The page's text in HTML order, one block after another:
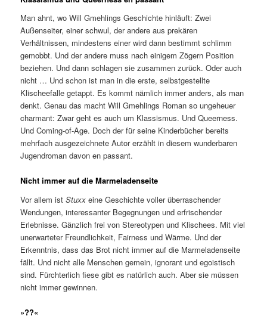
Man ahnt, wo Will Gmehlings Geschichte hinläuft: Zwei
Außenseiter, einer schwul, der andere aus prekären
Verhältnissen, mindestens einer wird dann bestimmt schlimm
gemobbt. Und der andere muss nach einigem Zögern Position
beziehen. Und dann schlagen sie zusammen zurück. Oder auch
nicht … Und schon ist man in die erste, selbstgestellte
Klischeefalle getappt. Es kommt nämlich immer anders, als man
denkt. Genau das macht Will Gmehlings Roman so ungeheuer
charmant: Zwar geht es auch um Klassismus. Und Queerness.
Und Coming-of-Age. Doch der für seine Kinderbücher bereits
mehrfach ausgezeichnete Autor erzählt in diesem wunderbaren
Jugendroman davon en passant.
Nicht immer auf die Marmeladenseite
Vor allem istStuxxeine Geschichte voller überraschender
Wendungen, interessanter Begegnungen und erfrischender
Erlebnisse. Gänzlich frei von Stereotypen und Klischees. Mit viel
unerwarteter Freundlichkeit, Fairness und Wärme. Und der
Erkenntnis, dass das Brot nicht immer auf die Marmeladenseite
fällt. Und nicht alle Menschen gemein, ignorant und egoistisch
sind. Fürchterlich fiese gibt es natürlich auch. Aber sie müssen
nicht immer gewinnen.
»??«